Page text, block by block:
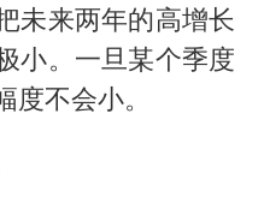
未来两年的高增长
小。一旦某个季度
不会小。